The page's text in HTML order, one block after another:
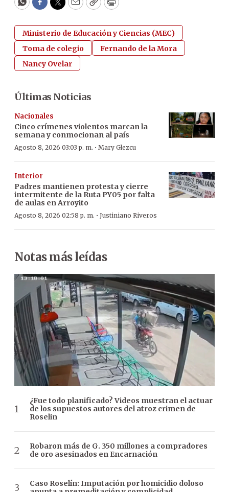
WhatsApp
Facebook
Twitter
EmailCopyPrint
Ministerio de Educación y Ciencias (MEC)
Toma de colegio
Fernando de la Mora
Nancy Ovelar
Últimas Noticias
Nacionales
Cinco crímenes violentos marcan la
semana y conmocionan al país
Agosto 8, 2026 03:03 p. m. · Mary Glezcu
Interior
Padres mantienen protesta y cierre
intermitente de la Ruta PY05 por falta
de aulas en Arroyito
Agosto 8, 2026 02:58 p. m. · Justiniano Riveros
Notas más leídas
¿Fue todo planificado? Videos muestran el actuar
de los supuestos autores del atroz crimen de
Roselin
Robaron más de G. 350 millones a compradores
de oro asesinados en Encarnación
Caso Roselín: Imputación por homicidio doloso